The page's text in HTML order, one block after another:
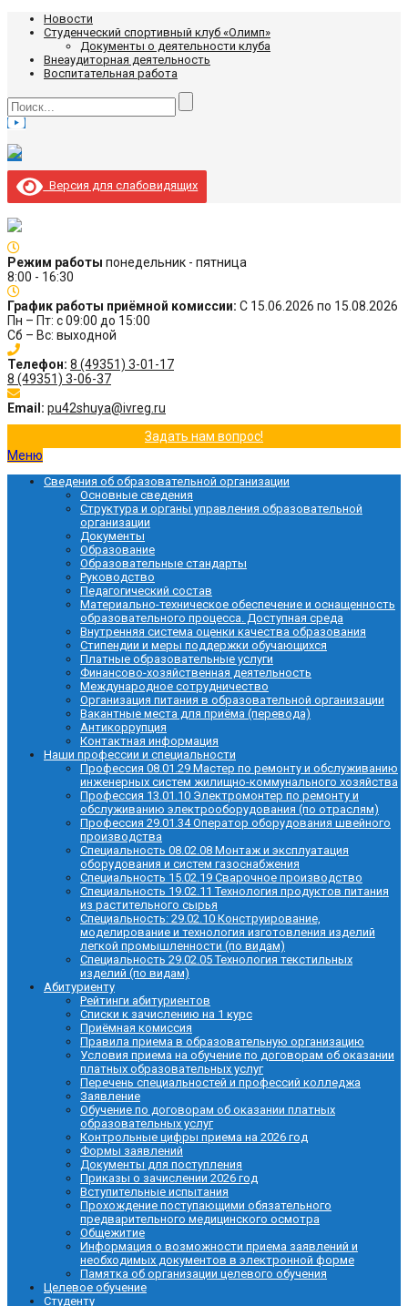
Новости
Студенческий спортивный клуб «Олимп»
Документы о деятельности клуба
Внеаудиторная деятельность
Воспитательная работа
Версия для слабовидящих
Режим работы понедельник - пятница
8:00 - 16:30
График работы приёмной комиссии: С 15.06.2026 по 15.08.2026
Пн – Пт: с 09:00 до 15:00
Сб – Вс: выходной
Телефон: 8 (49351) 3-01-17
8 (49351) 3-06-37
Email: pu42shuya@ivreg.ru
Задать нам вопрос!
Меню
Сведения об образовательной организации
Основные сведения
Структура и органы управления образовательной
организации
Документы
Образование
Образовательные стандарты
Руководство
Педагогический состав
Материально-техническое обеспечение и оснащенность
образовательного процесса. Доступная среда
Внутренняя система оценки качества образования
Стипендии и меры поддержки обучающихся
Платные образовательные услуги
Финансово-хозяйственная деятельность
Международное сотрудничество
Организация питания в образовательной организации
Вакантные места для приёма (перевода)
Антикоррупция
Контактная информация
Наши профессии и специальности
Профессия 08.01.29 Мастер по ремонту и обслуживанию
инженерных систем жилищно-коммунального хозяйства
Профессия 13.01.10 Электромонтер по ремонту и
обслуживанию электрооборудования (по отраслям)
Профессия 29.01.34 Оператор оборудования швейного
производства
Специальность 08.02.08 Монтаж и эксплуатация
оборудования и систем газоснабжения
Специальность 15.02.19 Сварочное производство
Специальность 19.02.11 Технология продуктов питания
из растительного сырья
Специальность: 29.02.10 Конструирование,
моделирование и технология изготовления изделий
легкой промышленности (по видам)
Специальность 29.02.05 Технология текстильных
изделий (по видам)
Абитуриенту
Рейтинги абитуриентов
Списки к зачислению на 1 курс
Приёмная комиссия
Правила приема в образовательную организацию
Условия приема на обучение по договорам об оказании
платных образовательных услуг
Перечень специальностей и профессий колледжа
Заявление
Обучение по договорам об оказании платных
образовательных услуг
Контрольные цифры приема на 2026 год
Формы заявлений
Документы для поступления
Приказы о зачислении 2026 год
Вступительные испытания
Прохождение поступающими обязательного
предварительного медицинского осмотра
Общежитие
Информация о возможности приема заявлений и
необходимых документов в электронной форме
Памятка об организации целевого обучения
Целевое обучение
Студенту